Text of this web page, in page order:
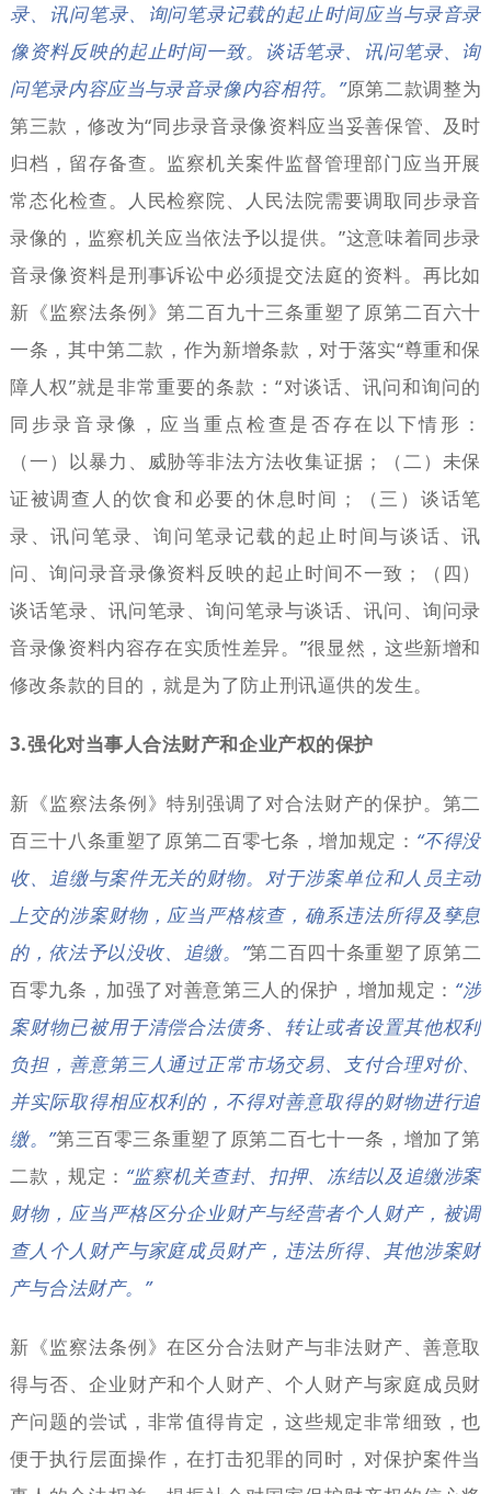
录、讯问笔录、询问笔录记载的起止时间应当与录音录
像资料反映的起止时间一致。谈话笔录、讯问笔录、询
问笔录内容应当与录音录像内容相符。”原第二款调整为
第三款，修改为“同步录音录像资料应当妥善保管、及时
归档，留存备查。监察机关案件监督管理部门应当开展
常态化检查。人民检察院、人民法院需要调取同步录音
录像的，监察机关应当依法予以提供。”这意味着同步录
音录像资料是刑事诉讼中必须提交法庭的资料。再比如
新《监察法条例》第二百九十三条重塑了原第二百六十
一条，其中第二款，作为新增条款，对于落实“尊重和保
障人权”就是非常重要的条款：“对谈话、讯问和询问的
同步录音录像，应当重点检查是否存在以下情形：
（一）以暴力、威胁等非法方法收集证据；（二）未保
证被调查人的饮食和必要的休息时间；（三）谈话笔
录、讯问笔录、询问笔录记载的起止时间与谈话、讯
问、询问录音录像资料反映的起止时间不一致；（四）
谈话笔录、讯问笔录、询问笔录与谈话、讯问、询问录
音录像资料内容存在实质性差异。”很显然，这些新增和
修改条款的目的，就是为了防止刑讯逼供的发生。
3.强化对当事人合法财产和企业产权的保护
新《监察法条例》特别强调了对合法财产的保护。第二
百三十八条重塑了原第二百零七条，增加规定： “不得没
收、追缴与案件无关的财物。对于涉案单位和人员主动
上交的涉案财物，应当严格核查，确系违法所得及孳息
的，依法予以没收、追缴。”第二百四十条重塑了原第二
百零九条，加强了对善意第三人的保护，增加规定： “涉
案财物已被用于清偿合法债务、转让或者设置其他权利
负担，善意第三人通过正常市场交易、支付合理对价、
并实际取得相应权利的，不得对善意取得的财物进行追
缴。”第三百零三条重塑了原第二百七十一条，增加了第
二款，规定： “监察机关查封、扣押、冻结以及追缴涉案
财物，应当严格区分企业财产与经营者个人财产，被调
查人个人财产与家庭成员财产，违法所得、其他涉案财
产与合法财产。”
新《监察法条例》在区分合法财产与非法财产、善意取
得与否、企业财产和个人财产、个人财产与家庭成员财
产问题的尝试，非常值得肯定，这些规定非常细致，也
便于执行层面操作，在打击犯罪的同时，对保护案件当